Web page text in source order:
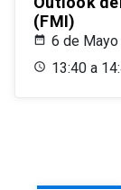
(FMI)
6 de
13:40 a